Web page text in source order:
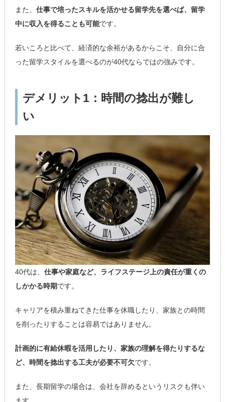
また、 仕事で培ったスキルを活かせる留学先を選べば、留学
中に収入を得ることも可能です。
若いころと比べて、経済的な余裕があるからこそ、自分に合
った留学スタイルを選べるのが40代ならではの強みです。
デメリット1：時間の捻出が難し
い
40代は、 仕事や家庭など、ライフステージ上の責任が重くの
しかかる時期です。
キャリアを積み重ねてきた仕事を休職したり、家族との時間
を削ったりすることは容易ではありません。
計画的に有給休暇を活用したり、家族の理解を得たりするな
ど、時間を捻出する工夫が必要不可欠です。
また、長期留学の場合は、会社を辞めるというリスクも伴い